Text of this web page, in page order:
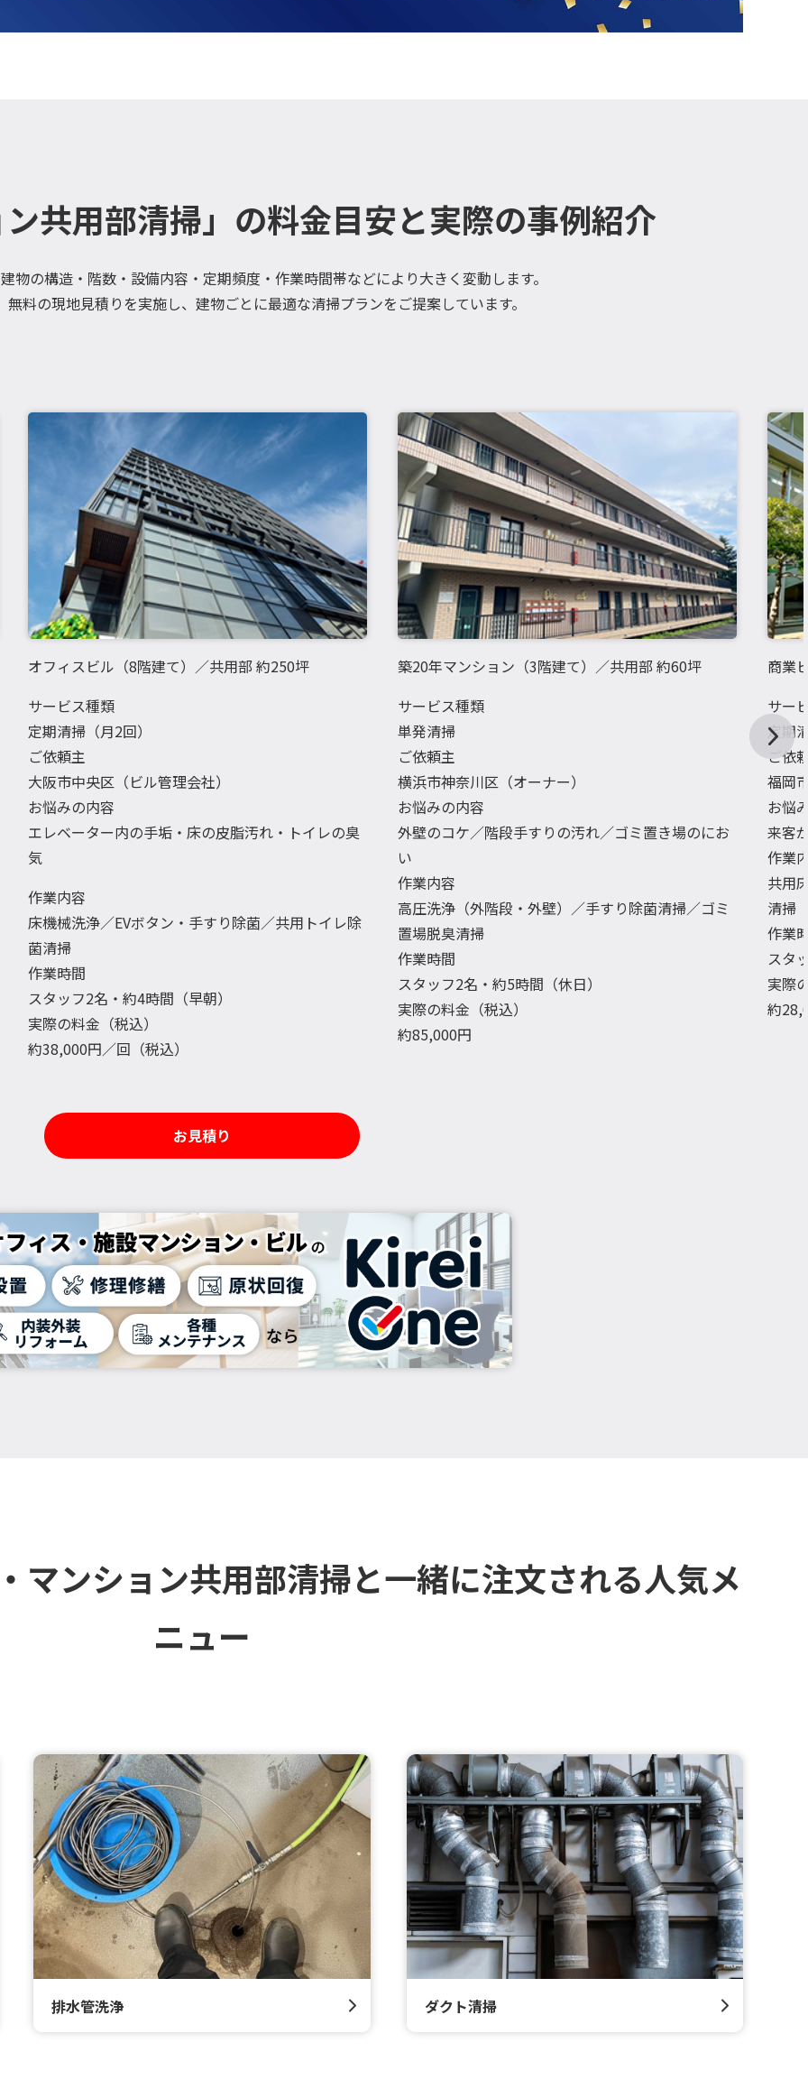
共用部清掃」の料金目安と実際の事例紹介
物の構造・階数・設備内容・定期頻度・作業時間帯などにより大きく変動します。
料の現地見積りを実施し、建物ごとに最適な清掃プランをご提案しています。
オフィスビル（8階建て）／共用部 約250坪
サービス種類
定期清掃（月2回）
ご依頼主
大阪市中央区（ビル管理会社）
お悩みの内容
エレベーター内の手垢・床の皮脂汚れ・トイレの臭
気
作業内容
床機械洗浄／EVボタン・手すり除菌／共用トイレ除
菌清掃
作業時間
スタッフ2名・約4時間（早朝）
実際の料金（税込）
約38,000円／回（税込）
築20年マンション（3階建て）／共用部 約60坪
サービス種類
単発清掃
ご依頼主
横浜市神奈川区（オーナー）
お悩みの内容
外壁のコケ／階段手すりの汚れ／ゴミ置き場のにお
い
作業内容
高圧洗浄（外階段・外壁）／手すり除菌清掃／ゴミ
置場脱臭清掃
作業時間
スタッフ2名・約5時間（休日）
実際の料金（税込）
約85,000円
商業
サー
定期
ご依
福岡
お悩
来客
作業
共用
清掃
作業
スタ
実際
約
お見積り
マンション共用部清掃と一緒に注文される人気メ
ニュー
排水管洗浄 ダクト清掃